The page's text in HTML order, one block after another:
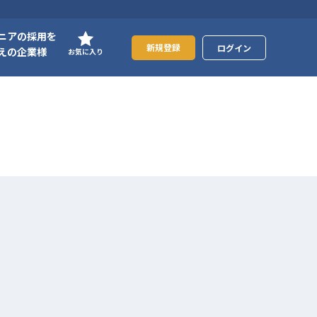
アの採用を
の企業様
お気に入り 新規登録 ログイン